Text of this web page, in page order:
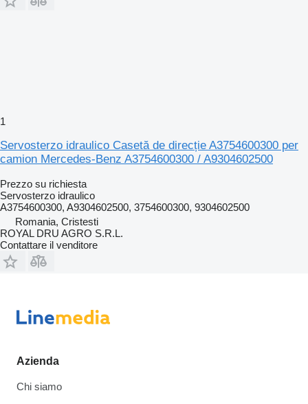
1
Servosterzo idraulico Casetă de direcție A3754600300 per
camion Mercedes-Benz A3754600300 / A9304602500
Prezzo su richiesta
Servosterzo idraulico
A3754600300, A9304602500, 3754600300, 9304602500
Romania, Cristesti
ROYAL DRU AGRO S.R.L.
Contattare il venditore
Azienda
Chi siamo